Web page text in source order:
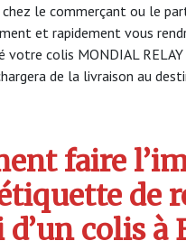
le commerçant ou le
et rapidement vous
votre colis MONDIAL
de la livraison au
faire
de
d’un colis à